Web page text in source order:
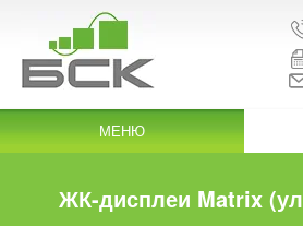
МЕНЮ
ЖК-дисплеи Matrix